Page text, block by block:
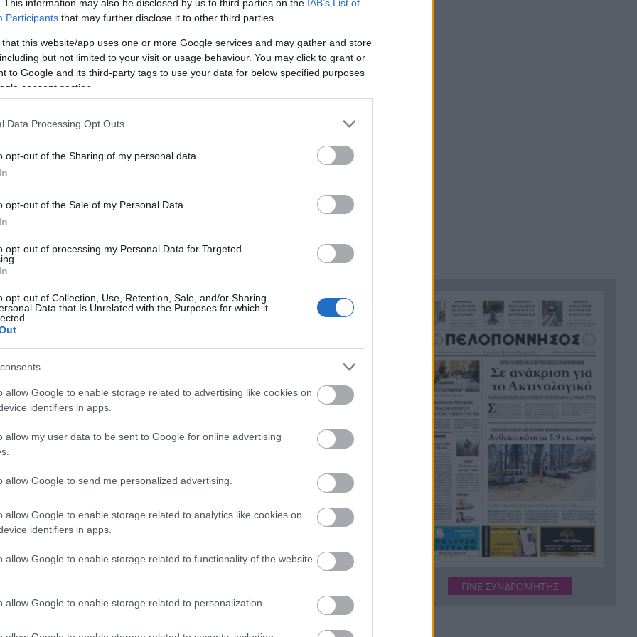
This information may also be disclosed by us to third parties on the IAB’s List of
Participants that may further disclose it to other third parties.
that this website/app uses one or more Google services and may gather and store
but not limited to your visit or usage behaviour. You may click to grant or
to Google and its third-party tags to use your data for below specified purposes
consent section.
Data Processing Opt Outs
opt-out of the Sharing of my personal data.
opt-out of the Sale of my Personal Data.
opt-out of processing my Personal Data for Targeted
opt-out of Collection, Use, Retention, Sale, and/or Sharing
Data that Is Unrelated with the Purposes for which it
allow Google to enable storage related to advertising like cookies on
identifiers in apps.
allow my user data to be sent to Google for online advertising
allow Google to send me personalized advertising.
allow Google to enable storage related to analytics like cookies on
identifiers in apps.
allow Google to enable storage related to functionality of the website
allow Google to enable storage related to personalization.
τουλάχιστον μία συσκευή smartphone με ανώτατη λιανική
οι συσκευές
θα πρέπει να είναι κατάλληλα για χρήστες με
υποστηρίζουν:
με προβλήματα όρασης
με προβλήματα ακοής
δόνησης
εξοπλισμού σε ιδιαίτερα προσιτές τιμές.
συσκευές Bluetooth, καθώς και συστήματα εναλλακτικής και
το κόστος για τους δικαιούχους και να διευκολύνει την
να χρησιμοποιηθούν στην καθημερινή επικοινωνία και
Το απρόβλεπτο καρέ του
Τεύκρου Σακελλαρόπουλου:
Πώς να ΜΗ Γίνετε
πρωθυπουργός
16:47 Ποια είναι η ιδανική διαφορά
ηλικίας σε ένα ζευγάρι; Τι
δείχνουν οι έρευνες
16:46 Γεωργιάδης και Κυρανάκης
ζητούν τη βοήθεια του Τραμπ
για την επιστροφή των
Γλυπτών του Παρθενώνα
Νέα Υόρκη: Μητέρα και γιαγιά
συντόνιζαν με μηνύματα τις
δολοφονίες των παιδιών
Παναιγιαλείου
ΓΙΝΕ ΣΥΝΔΡΟΜΗΤΗΣ